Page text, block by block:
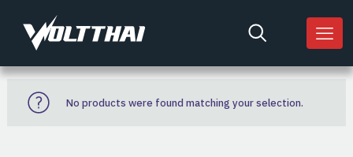
No products were found matching your selection.